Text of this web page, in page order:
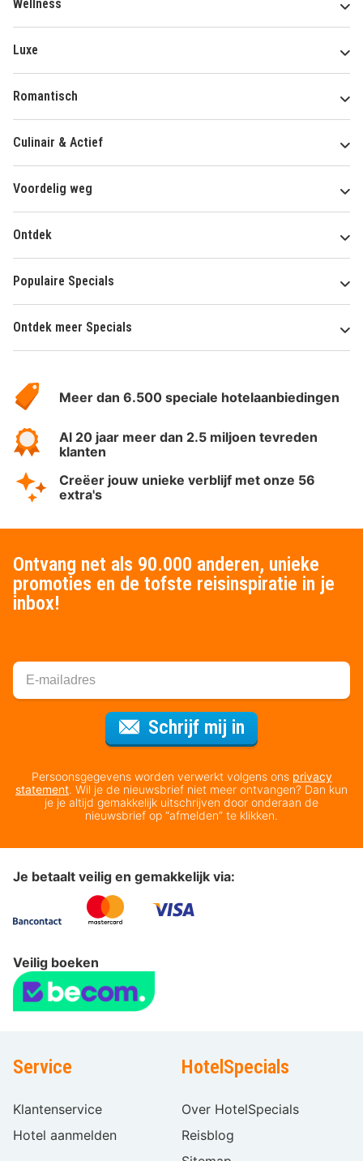
Wellness
Luxe
Romantisch
Culinair & Actief
Voordelig weg
Ontdek
Populaire Specials
Ontdek meer Specials
HotelSpecials
Meer dan 6.500 speciale hotelaanbiedingen
Al 20 jaar meer dan 2.5 miljoen tevreden
klanten
Creëer jouw unieke verblijf met onze 56
extra's
Ontvang net als 90.000 anderen, unieke
promoties en de tofste reisinspiratie in je
inbox!
Schrijf mij in
Persoonsgegevens worden verwerkt volgens ons privacy
statement. Wil je de nieuwsbrief niet meer ontvangen? Dan kun
je je altijd gemakkelijk uitschrijven door onderaan de
nieuwsbrief op “afmelden” te klikken.
Je betaalt veilig en gemakkelijk via:
Veilig boeken
Service
Klantenservice
Hotel aanmelden
HotelSpecials
Over HotelSpecials
Reisblog